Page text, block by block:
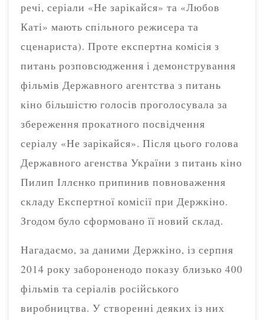
речі, серіали «Не зарікайся» та «Любов
Каті» мають спільного режисера та
сценариста). Проте експертна комісія з
питань розповсюдження і демонстрування
фільмів Державного агентства з питань
кіно більшістю голосів проголосувала за
збереження прокатного посвідчення
серіалу «Не зарікайся». Після цього голова
Державного агенства України з питань кіно
Пилип Іллєнко припинив повноваження
складу Експертної комісії при Держкіно.
Згодом було сформовано її новий склад.
Нагадаємо, за даними Держкіно, із серпня
2014 року забороненодо показу близько 400
фільмів та серіалів російського
виробництва. У створенні деяких із них